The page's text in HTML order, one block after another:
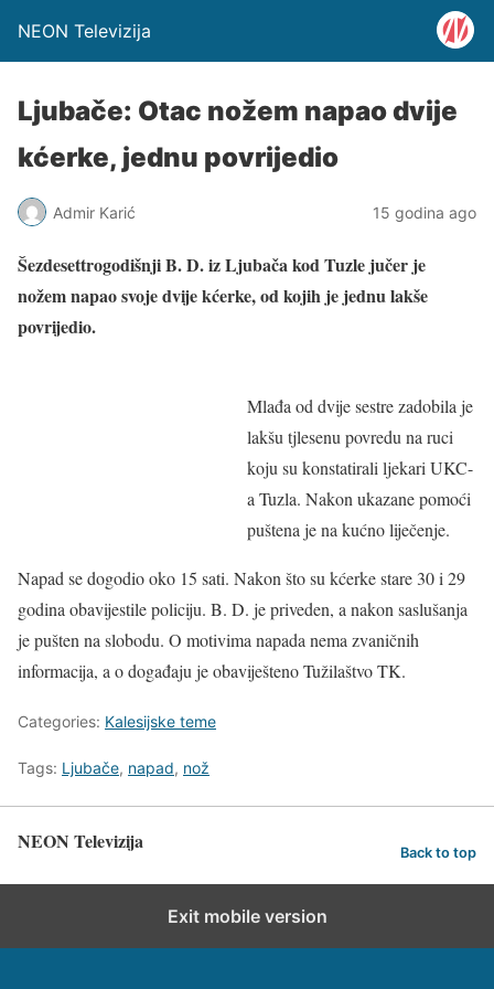
NEON Televizija
Ljubače: Otac nožem napao dvije
kćerke, jednu povrijedio
Admir Karić 15 godina ago
Šezdesettrogodišnji B. D. iz Ljubača kod Tuzle jučer je
nožem napao svoje dvije kćerke, od kojih je jednu lakše
povrijedio.
Mlađa od dvije sestre zadobila je
lakšu tjlesenu povredu na ruci
koju su konstatirali ljekari UKC-
a Tuzla. Nakon ukazane pomoći
puštena je na kućno liječenje.
Napad se dogodio oko 15 sati. Nakon što su kćerke stare 30 i 29
godina obavijestile policiju. B. D. je priveden, a nakon saslušanja
je pušten na slobodu. O motivima napada nema zvaničnih
informacija, a o događaju je obaviješteno Tužilaštvo TK.
Categories: Kalesijske teme
Tags: Ljubače, napad, nož
NEON Televizija Back to top
Exit mobile version